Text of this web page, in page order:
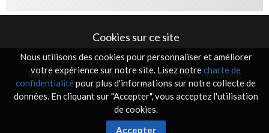
Cookies sur ce site
Nous utilisons des cookies pour personnaliser et améliorer
votre expérience sur notre site. Lisez notrecharte de
confidentialitépour plus d'informations sur notre collecte de
données. En cliquant sur "Accepter", vous acceptez l'utilisation
de cookies.
Accepter
Impressum Kontakt Datenschutzerklärung